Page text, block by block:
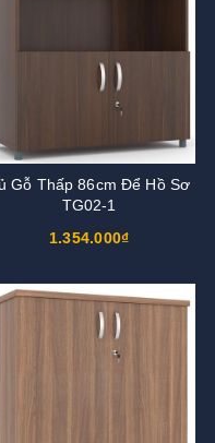
Gỗ Thấp 86cm Để Hồ Sơ
TG02-1
1.354.000₫